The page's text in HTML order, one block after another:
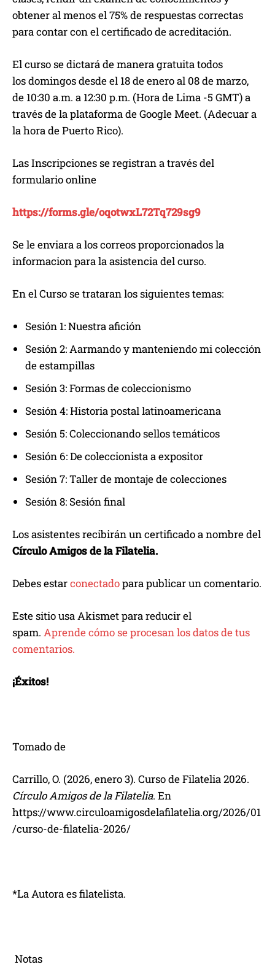
obtener al menos el 75% de respuestas correctas
para contar con el certificado de acreditación.
El curso se dictará de manera gratuita todos
los domingos desde el 18 de enero al 08 de marzo,
de 10:30 a.m. a 12:30 p.m. (Hora de Lima -5 GMT) a
través de la plataforma de Google Meet. (Adecuar a
la hora de Puerto Rico).
Las Inscripciones se registran a través del
formulario online
https://forms.gle/oqotwxL72Tq729sg9
Se le enviara a los correos proporcionados la
informacion para la asistencia del curso.
En el Curso se trataran los siguientes temas:
Sesión 1: Nuestra afición
Sesión 2: Aarmando y manteniendo mi colección
de estampillas
Sesión 3: Formas de coleccionismo
Sesión 4: Historia postal latinoamericana
Sesión 5: Coleccionando sellos temáticos
Sesión 6: De coleccionista a expositor
Sesión 7: Taller de montaje de colecciones
Sesión 8: Sesión final
Los asistentes recibirán un certificado a nombre del
Círculo Amigos de la Filatelia.
Debes estarconectadopara publicar un comentario.
Este sitio usa Akismet para reducir el
spam. Aprende cómo se procesan los datos de tus
comentarios.
¡Éxitos!
Tomado de
Carrillo, O. (2026, enero 3). Curso de Filatelia 2026.
Círculo Amigos de la Filatelia. En
https://www.circuloamigosdelafilatelia.org/2026/01
/curso-de-filatelia-2026/
*La Autora es filatelista.
Notas